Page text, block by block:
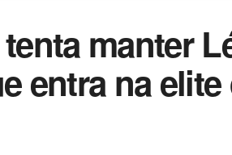
manter
entra na